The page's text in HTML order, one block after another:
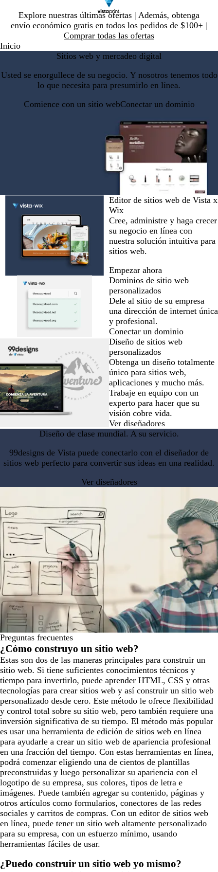
Explore nuestras últimas ofertas | Además, obtenga
envío económico gratis en todos los pedidos de $100+ |
Comprar todas las ofertas
Diapositiva
1
Inicio
Sitios web y mercadeo digital
Usted se enorgullece de su negocio. Y nosotros tenemos todo
lo que necesita para presumirlo en línea.
Comience con un sitio webConectar un dominio
Editor de sitios web de Vista x
Wix
Cree, administre y haga crecer
su negocio en línea con
nuestra solución intuitiva para
sitios web.
Empezar ahora
Dominios de sitio web
personalizados
Dele al sitio de su empresa
una dirección de internet única
y profesional.
Conectar un dominio
Diseño de sitios web
personalizados
Obtenga un diseño totalmente
único para sitios web,
aplicaciones y mucho más.
Trabaje en equipo con un
experto para hacer que su
visión cobre vida.
Ver diseñadores
Diseño de clase mundial. A su servicio.
99designs de Vista puede conectarlo con el diseñador de
sitios web perfecto para convertir sus ideas en una realidad.
Ver diseñadores
Preguntas frecuentes
¿Cómo construyo un sitio web?
Estas son dos de las maneras principales para construir un
sitio web. Si tiene suficientes conocimientos técnicos y
tiempo para invertirlo, puede aprender HTML, CSS y otras
tecnologías para crear sitios web y así construir un sitio web
personalizado desde cero. Este método le ofrece flexibilidad
y control total sobre su sitio web, pero también requiere una
inversión significativa de su tiempo. El método más popular
es usar una herramienta de edición de sitios web en línea
para ayudarle a crear un sitio web de apariencia profesional
en una fracción del tiempo. Con estas herramientas en línea,
podrá comenzar eligiendo una de cientos de plantillas
preconstruidas y luego personalizar su apariencia con el
logotipo de su empresa, sus colores, tipos de letra e
imágenes. Puede también agregar su contenido, páginas y
otros artículos como formularios, conectores de las redes
sociales y carritos de compras. Con un editor de sitios web
en línea, puede tener un sitio web altamente personalizado
para su empresa, con un esfuerzo mínimo, usando
herramientas fáciles de usar.
¿Puedo construir un sitio web yo mismo?